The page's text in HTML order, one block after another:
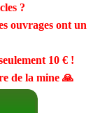
?
ouvrages ont un
10 €!
de la mine 🙏